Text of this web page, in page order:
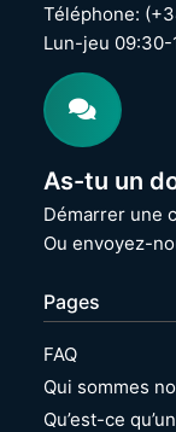
Téléphone:
Lun-jeu 09:30-
As-tu un
Démarrer une
Ou envoyez-
Pages
FAQ
Qui sommes
Qu’est-ce